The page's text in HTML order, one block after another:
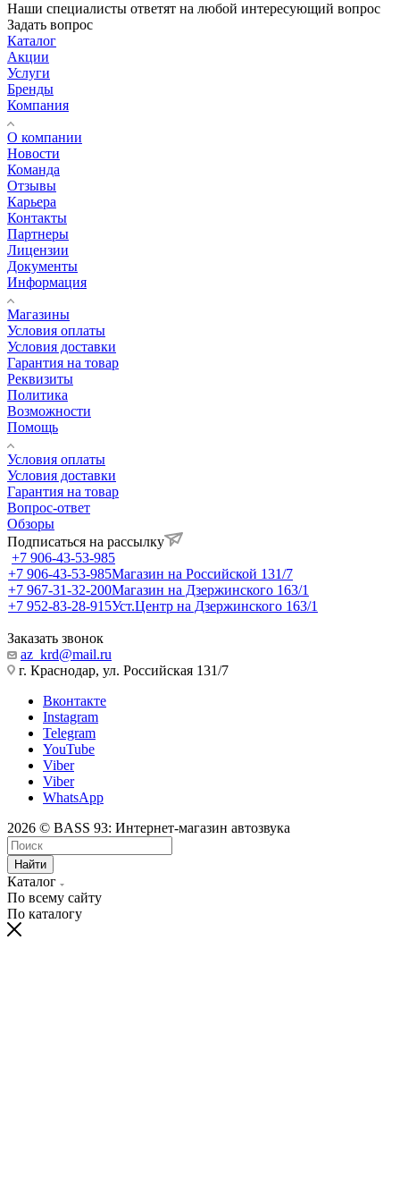
Наши специалисты ответят на любой интересующий вопрос
Задать вопрос
Каталог
Акции
Услуги
Бренды
Компания
О компании
Новости
Команда
Отзывы
Карьера
Контакты
Партнеры
Лицензии
Документы
Информация
Магазины
Условия оплаты
Условия доставки
Гарантия на товар
Реквизиты
Политика
Возможности
Помощь
Условия оплаты
Условия доставки
Гарантия на товар
Вопрос-ответ
Обзоры
Подписаться на рассылку
+7 906-43-53-985
+7 906-43-53-985Магазин на Российской 131/7
+7 967-31-32-200Магазин на Дзержинского 163/1
+7 952-83-28-915Уст.Центр на Дзержинского 163/1
Заказать звонок
az_krd@mail.ru
г. Краснодар, ул. Российская 131/7
Вконтакте
Instagram
Telegram
YouTube
Viber
Viber
WhatsApp
2026 © BASS 93: Интернет-магазин автозвука
Найти
Каталог
По всему сайту
По каталогу